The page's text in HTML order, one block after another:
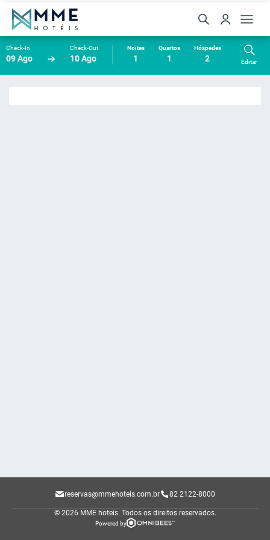
Check-In
09 Ago
Check-Out
10 Ago
Noites
1
Quartos
1
Hóspedes
2 Editar
reservas@mmehoteis.com.br 82 2122-8000
© 2026 MME hoteis. Todos os direitos reservados.
Powered by